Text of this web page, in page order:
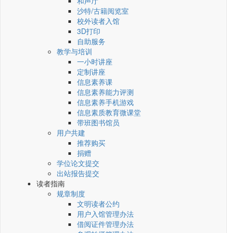
沙特/古籍阅览室
校外读者入馆
3D打印
自助服务
教学与培训
一小时讲座
定制讲座
信息素养课
信息素养能力评测
信息素养手机游戏
信息素质教育微课堂
带班图书馆员
用户共建
推荐购买
捐赠
学位论文提交
出站报告提交
读者指南
规章制度
文明读者公约
用户入馆管理办法
借阅证件管理办法